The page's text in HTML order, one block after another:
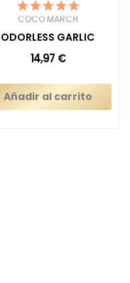
COCÓ MARCH
ODORLESS GARLIC
14,97 €
Añadir al carrito